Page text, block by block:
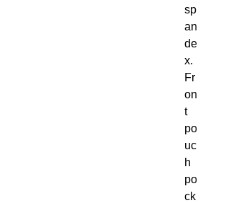
sp
an
de
x.
Fr
on
t
po
uc
h
po
ck